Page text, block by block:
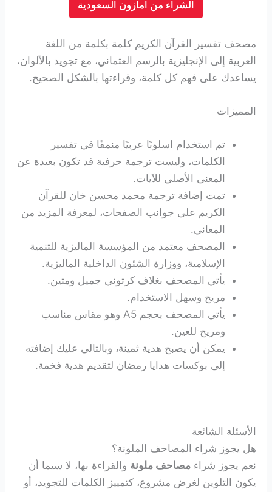
الشراء من امازون السعودية
مصحف تفسير القرآن الكريم كلمة بكلمة من اللغة
العربية إلى الإنجليزية بالرسم العثماني، مع تجويد بالألوان،
يساعدك على فهم كل كلمة، وقراءتها بالشكل الصحيح.
المميزات
تم استخدام اسلوبًا عربيًا منمقًا في تفسير
الكلمات، وليست ترجمة حرفية قد تكون بعيدة عن
المعنى الأصلي للآيات.
تمت إضافة ترجمة محمد محسن خان للقرآن
الكريم على جوانب الصفحات، لمعرفة المزيد من
المعاني.
المصحف معتمد من المؤسسة الماليزية للتنمية
الإسلامية، ووزارة الشئون الداخلية الماليزية.
يأتي المصحف بغلاف كرتوني جميل ومتين.
مريح وسهل الاستخدام.
يأتي المصحف بحجم A5 وهو مقاس مناسب
ومريح للعين.
يمكن أن يصبح هدية ثمينة، وبالتالي عليك إضافته
إلى بوكسات هدايا رمضان لتقديم هدية فخمة.
الأسئلة الشائعة
هل يجوز شراء المصاحف الملونة؟
نعم يجوز شراءمصاحف ملونة والقراءة بها، لا سيما أن
يكون التلوين لغرض مشروع، كتمييز الكلمات للتجويد، أو